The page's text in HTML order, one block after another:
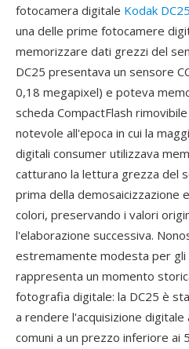
fotocamera digitale Kodak DC25
una delle prime fotocamere
memorizzare dati grezzi del
DC25 presentava un sensore
0,18 megapixel) e poteva
scheda CompactFlash
notevole all'epoca in cui la
digitali consumer utilizzava
catturano la lettura grezza del
prima della demosaicizzazione
colori, preservando i valori
l'elaborazione successiva.
estremamente modesta per gli
rappresenta un momento
fotografia digitale: la DC25 è
a rendere l'acquisizione digitale
comuni a un prezzo inferiore ai